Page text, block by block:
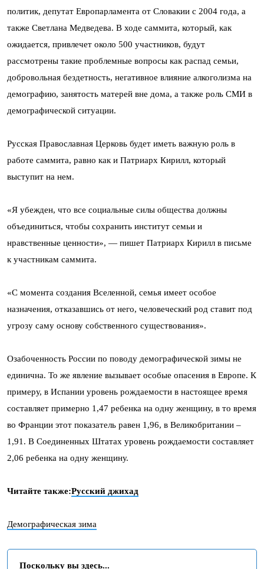
политик, депутат Европарламента от Словакии с 2004 года, а
также Светлана Медведева. В ходе саммита, который, как
ожидается, привлечет около 500 участников, будут
рассмотрены такие проблемные вопросы как распад семьи,
добровольная бездетность, негативное влияние алкоголизма на
демографию, занятость матерей вне дома, а также роль СМИ в
демографической ситуации.
Русская Православная Церковь будет иметь важную роль в
работе саммита, равно как и Патриарх Кирилл, который
выступит на нем.
«Я убежден, что все социальные силы общества должны
объединиться, чтобы сохранить институт семьи и
нравственные ценности», — пишет Патриарх Кирилл в письме
к участникам саммита.
«С момента создания Вселенной, семья имеет особое
назначения, отказавшись от него, человеческий род ставит под
угрозу саму основу собственного существования».
Озабоченность России по поводу демографической зимы не
единична. То же явление вызывает особые опасения в Европе. К
примеру, в Испании уровень рождаемости в настоящее время
составляет примерно 1,47 ребенка на одну женщину, в то время
во Франции этот показатель равен 1,96, в Великобритании –
1,91. В Соединенных Штатах уровень рождаемости составляет
2,06 ребенка на одну женщину.
Читайте также:Русский джихад
Демографическая зима
Поскольку вы здесь...